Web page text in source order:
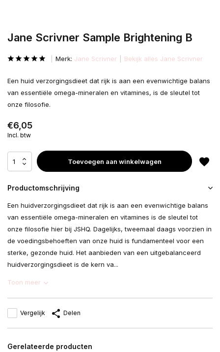
Jane Scrivner Sample Brightening B
Merk: Jane Scrivner Bekijk alles Jane Scrivner
Een huid verzorgingsdieet dat rijk is aan een evenwichtige balans
van essentiële omega-mineralen en vitamines, is de sleutel tot
onze filosofie.
€6,05
Incl. btw
Toevoegen aan winkelwagen
Productomschrijving
Een huidverzorgingsdieet dat rijk is aan een evenwichtige balans
van essentiële omega-mineralen en vitamines is de sleutel tot
onze filosofie hier bij JSHQ. Dagelijks, tweemaal daags voorzien in
de voedingsbehoeften van onze huid is fundamenteel voor een
sterke, gezonde huid. Het aanbieden van een uitgebalanceerd
huidverzorgingsdieet is de kern va...
Toon meer
Vergelijk Delen
Gerelateerde producten